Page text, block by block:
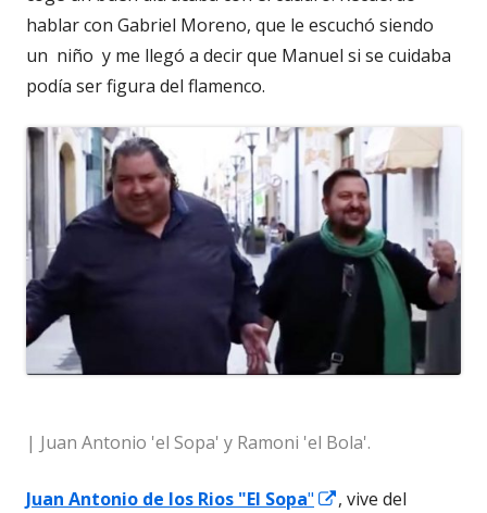
hablar con Gabriel Moreno, que le escuchó siendo
un niño y me llegó a decir que Manuel si se cuidaba
podía ser figura del flamenco.
| Juan Antonio 'el Sopa' y Ramoni 'el Bola'.
Juan Antonio de los Rios "El Sopa" Abrir
, vive del